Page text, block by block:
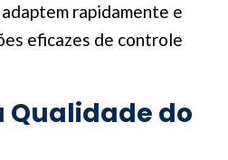
rapidamente e
eficazes de controle
Qualidade do